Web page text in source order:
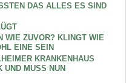
DAS ALLES ES SIND
WIE ZUVOR? KLINGT WIE
EINE SEIN
KRANKENHAUS
UND MUSS NUN